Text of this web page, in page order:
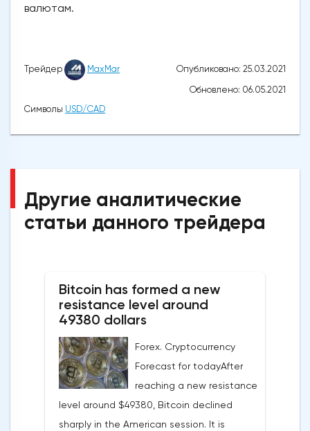
валютам.
Трейдер MaxMar
Опубликовано: 25.03.2021
Обновлено: 06.05.2021
Символы USD/CAD
Другие аналитические
статьи данного трейдера
Bitcoin has formed a new
resistance level around
49380 dollars
Forex. Cryptocurrency
Forecast for todayAfter
reaching a new resistance
level around $49380, Bitcoin declined
sharply in the American session. It is